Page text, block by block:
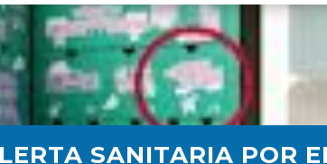
SANITARIA POR